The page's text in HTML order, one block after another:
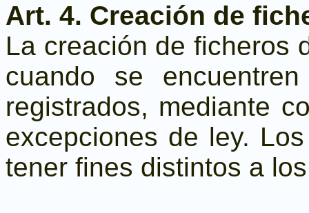
Art. 4. Creación de
La creación de ficheros
cuando se
registrados, mediante
excepciones de ley.
tener fines distintos a